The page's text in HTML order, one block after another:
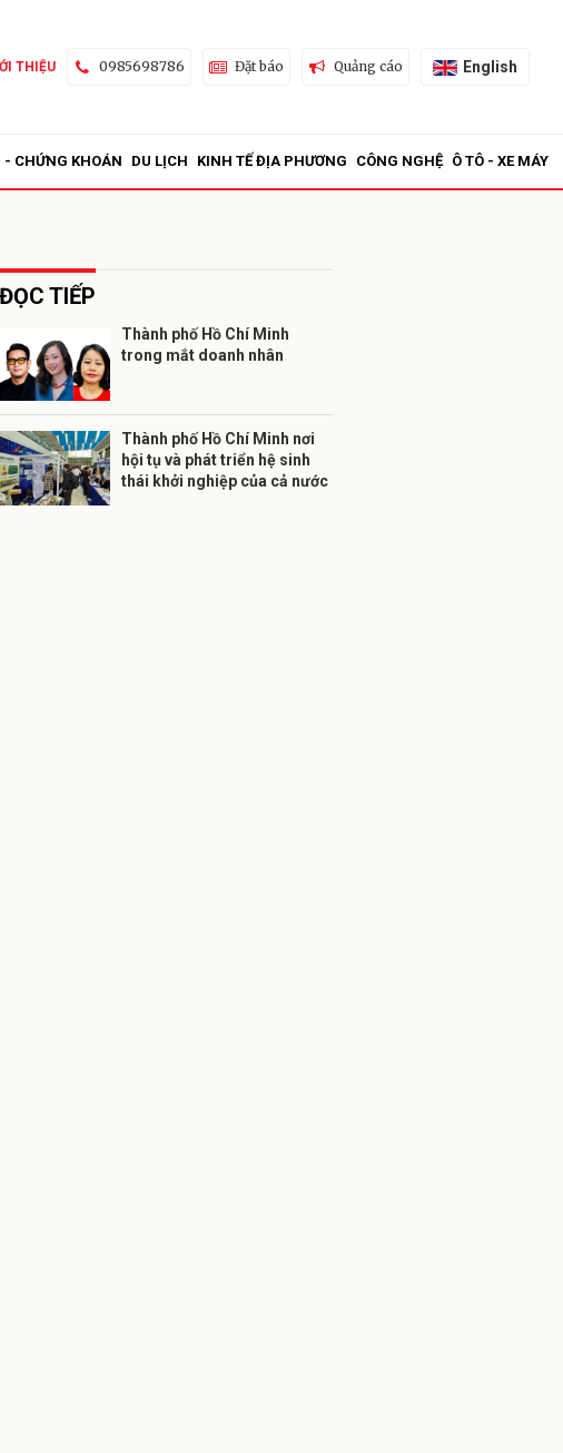
THIỆU 0985698786 Đặt báo Quảng cáo English
CHỨNG KHOÁN DU LỊCH KINH TẾ ĐỊA PHƯƠNG CÔNG NGHỆ Ô TÔ - XE MÁY
ĐỌC TIẾP
Thành phố Hồ Chí Minh
trong mắt doanh nhân
Thành phố Hồ Chí Minh nơi
hội tụ và phát triển hệ sinh
thái khởi nghiệp của cả nước
Gửi